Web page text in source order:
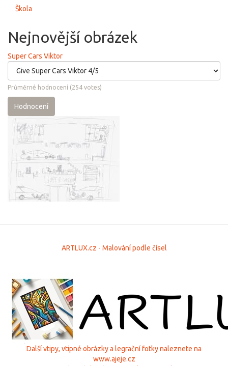
Škola
Nejnovější obrázek
Super Cars Viktor
Průměrné hodnocení (254 votes)
Hodnocení
ARTLUX.cz - Malování podle čísel
Další vtipy, vtipné obrázky a legrační fotky naleznete na
www.ajeje.cz